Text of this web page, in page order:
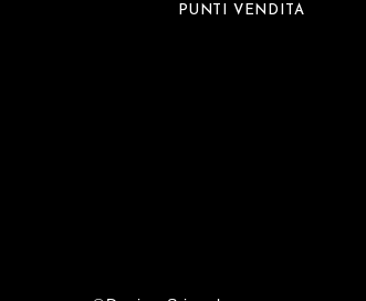
PUNTI VENDITA